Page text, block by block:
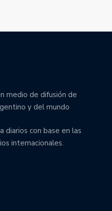
medio de difusión de
y del mundo
diarios con base en las
internacionales.